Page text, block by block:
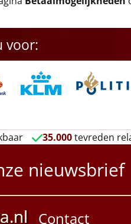
voor:
35.000tevreden
nieuwsbrief
Contact